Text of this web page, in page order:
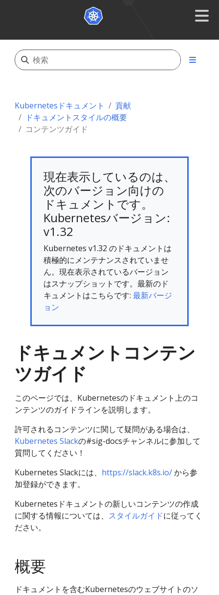
Kubernetesドキュメント
貢献
ドキュメントスタイルの概要
コンテンツガイド
現在表示しているのは、
次のバージョン向けの
ドキュメントです。
Kubernetesバージョン:
v1.32
Kubernetes v1.32 のドキュメントは
積極的にメンテナンスされていませ
ん。現在表示されているバージョン
はスナップショットです。最新のド
キュメントはこちらです: 最新バージ
ョン
ドキュメントコンテン
ツガイド
このページでは、Kubernetesのドキュメント上のコ
ンテンツのガイドラインを説明します。
許可されるコンテンツに関して疑問がある場合は、
Kubernetes Slackの#sig-docsチャンネルに参加して
質問してください！
Kubernetes Slackには、 https://slack.k8s.io/から参
加登録ができます。
Kubernetesドキュメントの新しいコンテンツの作成
に関する情報については、 スタイルガイドに従ってく
ださい。
概要
ドキュメントを含むKubernetesのウェブサイトのソ